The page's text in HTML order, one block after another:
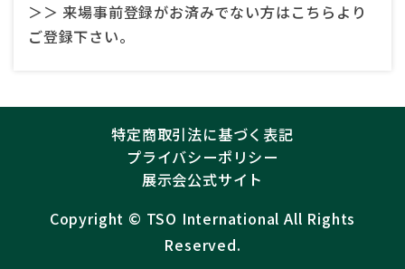
＞＞ 来場事前登録がお済みでない方はこちらより
ご登録下さい。
特定商取引法に基づく表記
プライバシーポリシー
展示会公式サイト
Copyright ©︎ TSO International All Rights
Reserved.